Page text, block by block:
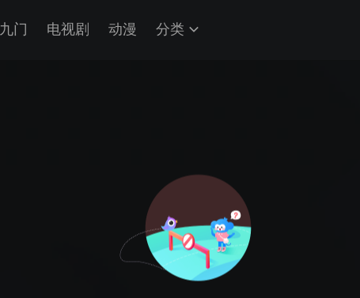
九门 电视剧 动漫 分类